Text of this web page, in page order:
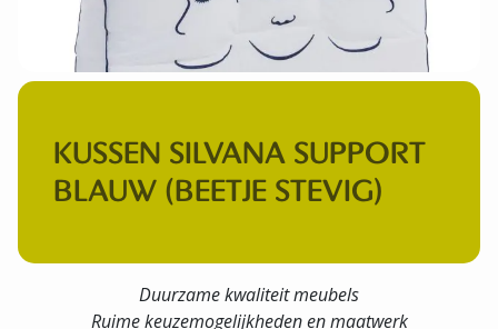
KUSSEN SILVANA SUPPORT
BLAUW (BEETJE STEVIG)
Duurzame kwaliteit meubels
Ruime keuzemogelijkheden en maatwerk